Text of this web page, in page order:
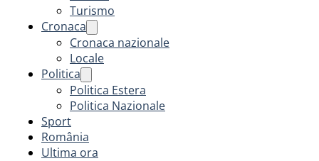
Turismo
Cronaca
Cronaca nazionale
Locale
Politica
Politica Estera
Politica Nazionale
Sport
România
Ultima ora